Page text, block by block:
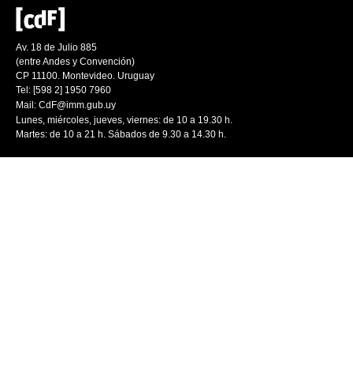
Av. 18 de Julio 885
(entre Andes y Convención)
CP 11100. Montevideo. Uruguay
Tel: [598 2] 1950 7960
Mail: CdF@imm.gub.uy
Lunes, miércoles, jueves, viernes: de 10 a 19.30 h.
Martes: de 10 a 21 h. Sábados de 9.30 a 14.30 h.